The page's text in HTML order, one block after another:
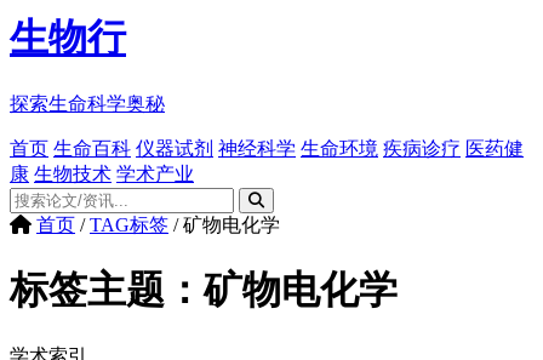
生物行
探索生命科学奥秘
首页 生命百科 仪器试剂 神经科学 生命环境 疾病诊疗 医药健
康 生物技术 学术产业
首页 / TAG标签 / 矿物电化学
标签主题：矿物电化学
学术索引